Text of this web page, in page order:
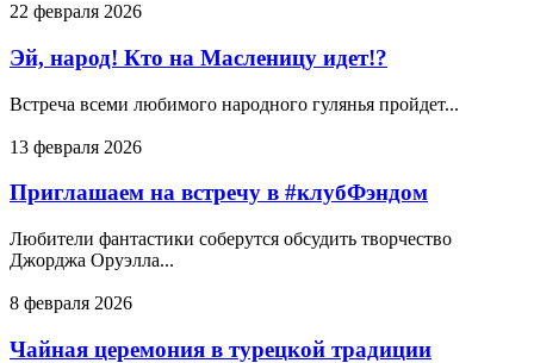
22 февраля 2026
Эй, народ! Кто на Масленицу идет!?
Встреча всеми любимого народного гулянья пройдет...
13 февраля 2026
Приглашаем на встречу в #клубФэндом
Любители фантастики соберутся обсудить творчество
Джорджа Оруэлла...
8 февраля 2026
Чайная церемония в турецкой традиции